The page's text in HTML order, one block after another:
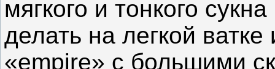
мягкого и тонкого
делать на легкой
«еmpirе» с большими